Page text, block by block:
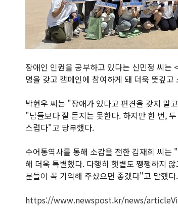
장애인 인권을 공부하고 있다는 신민정 씨
명을 갖고 캠페인에 참여하게 돼 더욱 뜻깊
박현우 씨는 "장애가 있다고 편견을 갖지 말
"남들보다 잘 듣지는 못한다. 하지만 한 번,
스럽다"고 당부했다.
수어통역사를 통해 소감을 전한 김재희 씨
해 더욱 특별했다. 다행히 햇볕도 쨍쨍하지
분들이 꼭 기억해 주셨으면 좋겠다"고 말했다.
https://www.newspost.kr/news/